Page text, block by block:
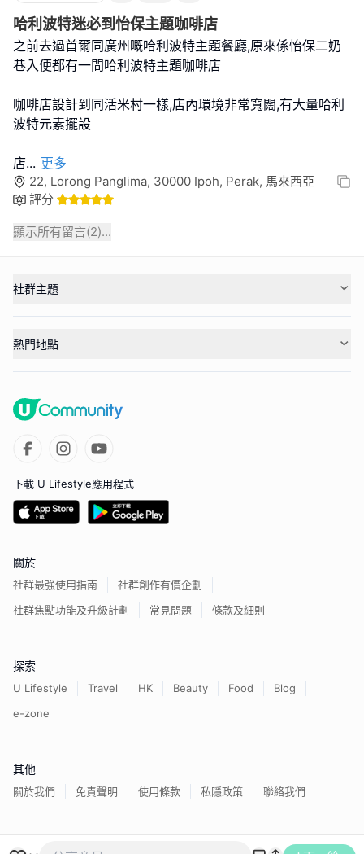
哈利波特迷必到怡保主題咖啡店
之前去過首爾同廣州嘅哈利波特主題餐廳,原來係怡保二奶
巷入便都有一間哈利波特主題咖啡店
咖啡店設計到同活米村一樣,店內環境非常寬闊,有大量哈利
波特元素擺設
店... 更多
22, Lorong Panglima, 30000 Ipoh, Perak, 馬來西亞
評分
顯示所有留言(2)...
社群主題
熱門地點
下載 U Lifestyle應用程式
關於
社群最強使用指南
社群創作有價企劃
社群焦點功能及升級計劃
常見問題 條款及細則
探索
U Lifestyle Travel HK Beauty Food
Blog
e-zone
其他
關於我們 免責聲明 使用條款 私隱政策 聯絡我們